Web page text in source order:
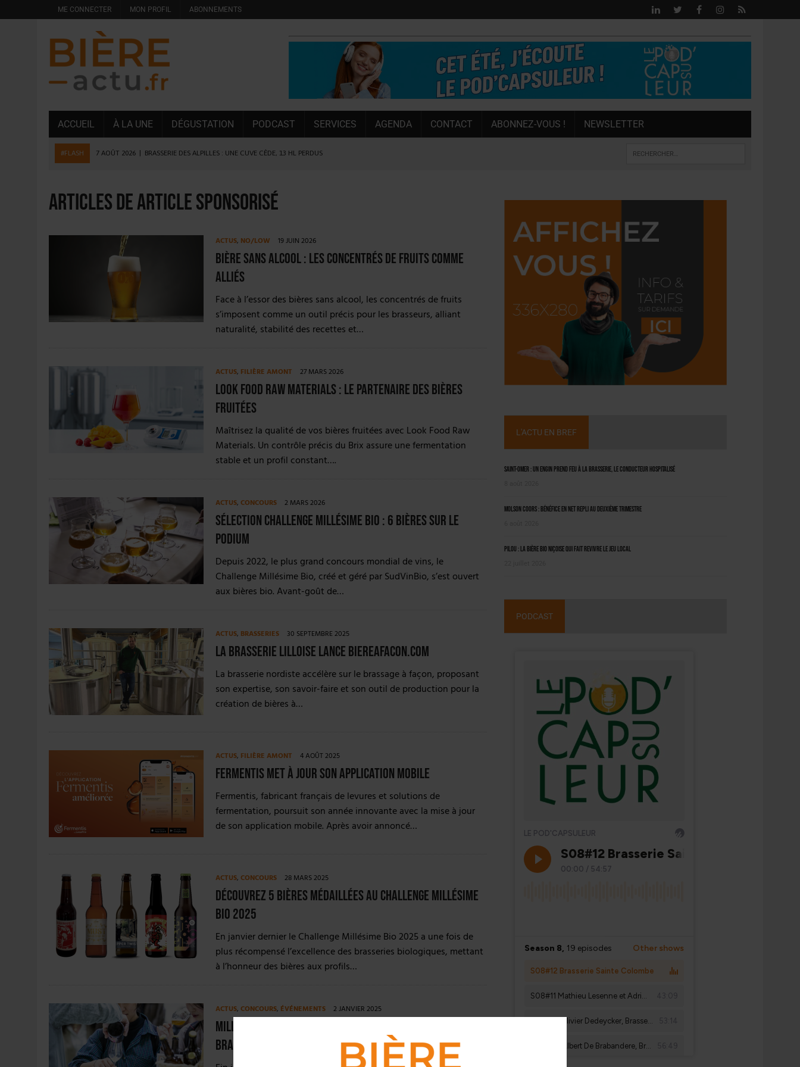
ME CONNECTER MON PROFIL ABONNEMENTS
ACCUEIL À LA UNE DÉGUSTATION PODCAST SERVICES AGENDA CONTACT ABONNEZ-VOUS ! NEWSLETTER
#FLASH 7 AOÛT 2026 BRASSERIE DES ALPILLES : UNE CUVE CÈDE, 13 HL PERDUS
6 AOÛT 2026 SAVERNE : LA FÊTE DE LA BIÈRE SOUFFLE SA 15E BOUGIE
5 AOÛT 2026 HEINEKEN A SUPPRIMÉ 3 000 POSTES AU PREMIER SEMESTRE
DESPERADOS AVENIDA : 3 INNOVATIONS LATINES DE L’ÉTÉ
LA GÉNÉRATION Z ET LA MODÉRATION RÉINVENTENT LE MARCHÉ [ÉTUDE]
Articles de Article sponsorisé
ACTUS, NO/LOW 19 JUIN 2026
Bière sans alcool : les concentrés de fruits comme
alliés
Face à l’essor des bières sans alcool, les concentrés de fruits
s’imposent comme un outil précis pour les brasseurs, alliant
naturalité, stabilité des recettes et…
ACTUS, FILIÈRE AMONT 27 MARS 2026
Look Food Raw Materials : le partenaire des bières
fruitées
Maîtrisez la qualité de vos bières fruitées avec Look Food Raw
Materials. Un contrôle précis du Brix assure une fermentation
stable et un profil constant….
ACTUS, CONCOURS 2 MARS 2026
Sélection Challenge Millésime Bio : 6 bières sur le
podium
Depuis 2022, le plus grand concours mondial de vins, le
Challenge Millésime Bio, créé et géré par SudVinBio, s’est ouvert
aux bières bio. Avant-goût de…
ACTUS, BRASSERIES 30 SEPTEMBRE 2025
La Brasserie Lilloise lance biereafacon.com
La brasserie nordiste accélère sur le brassage à façon, proposant
son expertise, son savoir-faire et son outil de production pour la
création de bières à…
ACTUS, FILIÈRE AMONT 4 AOÛT 2025
Fermentis met à jour son application mobile
Fermentis, fabricant français de levures et solutions de
fermentation, poursuit son année innovante avec la mise à jour
de son application mobile. Après avoir annoncé…
ACTUS, CONCOURS 28 MARS 2025
Découvrez 5 Bières Médaillées au Challenge Millésime
Bio 2025
En janvier dernier le Challenge Millésime Bio 2025 a une fois de
plus récompensé l’excellence des brasseries biologiques, mettant
à l’honneur des bières aux profils…
ACTUS, CONCOURS, ÉVÉNEMENTS 2 JANVIER 2025
Millésime BIO 2025 : L’incontournable rendez-vous des
brasseries Bio
L'ACTU EN BREF
Saint-Omer : un engin prend feu à la brasserie, le conducteur hospitalisé
Molson Coors : bénéfice en net repli au deuxième trimestre
Pilou : la bière bio niçoise qui fait revivre le jeu local
PODCAST